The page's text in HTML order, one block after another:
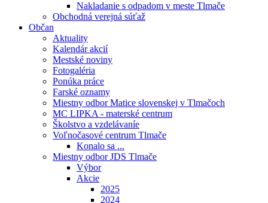
Nakladanie s odpadom v meste Tlmače
Obchodná verejná súťaž
Občan
Aktuality
Kalendár akcií
Mestské noviny
Fotogaléria
Ponúka práce
Farské oznamy
Miestny odbor Matice slovenskej v Tlmačoch
MC LIPKA - materské centrum
Školstvo a vzdelávaníe
Voľnočasové centrum Tlmače
Konalo sa ...
Miestny odbor JDS Tlmače
Výbor
Akcie
2025
2024